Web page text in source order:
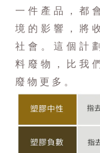
一件產品，都
境的影響，將
社會。這個計
料廢物，比我
廢物更多。